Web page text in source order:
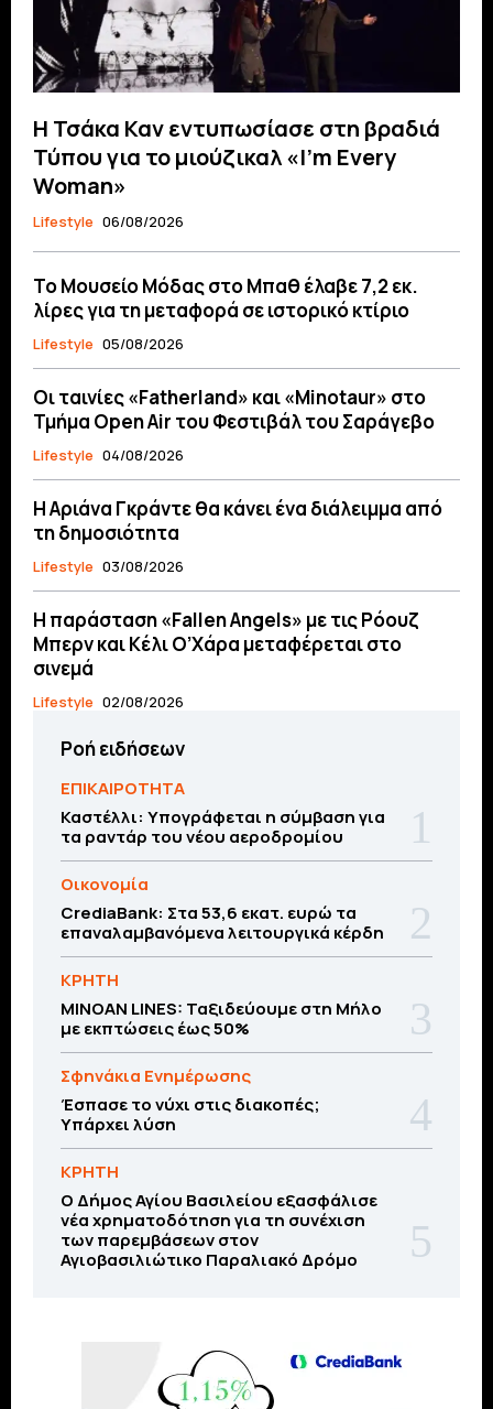
Η Τσάκα Καν εντυπωσίασε στη βραδιά
Τύπου για το μιούζικαλ «I’m Every
Woman»
Lifestyle 06/08/2026
Το Μουσείο Μόδας στο Μπαθ έλαβε 7,2 εκ.
λίρες για τη μεταφορά σε ιστορικό κτίριο
Lifestyle 05/08/2026
Οι ταινίες «Fatherland» και «Minotaur» στο
Τμήμα Open Air του Φεστιβάλ του Σαράγεβο
Lifestyle 04/08/2026
Η Αριάνα Γκράντε θα κάνει ένα διάλειμμα από
τη δημοσιότητα
Lifestyle 03/08/2026
Η παράσταση «Fallen Angels» με τις Ρόουζ
Μπερν και Κέλι Ο’Χάρα μεταφέρεται στο
σινεμά
Lifestyle 02/08/2026
Ροή ειδήσεων
ΕΠΙΚΑΙΡΟΤΗΤΑ
Καστέλλι: Υπογράφεται η σύμβαση για
τα ραντάρ του νέου αεροδρομίου
Οικονομία
CrediaBank: Στα 53,6 εκατ. ευρώ τα
επαναλαμβανόμενα λειτουργικά κέρδη
ΚΡΗΤΗ
MINOAN LINES: Ταξιδεύουμε στη Μήλο
με εκπτώσεις έως 50%
Σφηνάκια Ενημέρωσης
Έσπασε το νύχι στις διακοπές;
Υπάρχει λύση
ΚΡΗΤΗ
O Δήμος Αγίου Βασιλείου εξασφάλισε
νέα χρηματοδότηση για τη συνέχιση
των παρεμβάσεων στον
Αγιοβασιλιώτικο Παραλιακό Δρόμο